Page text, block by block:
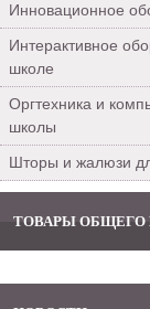
Инновационное
Интерактивное
школе
Оргтехника и
школы
Шторы и жалюзи
ТОВАРЫ ОБЩЕГО